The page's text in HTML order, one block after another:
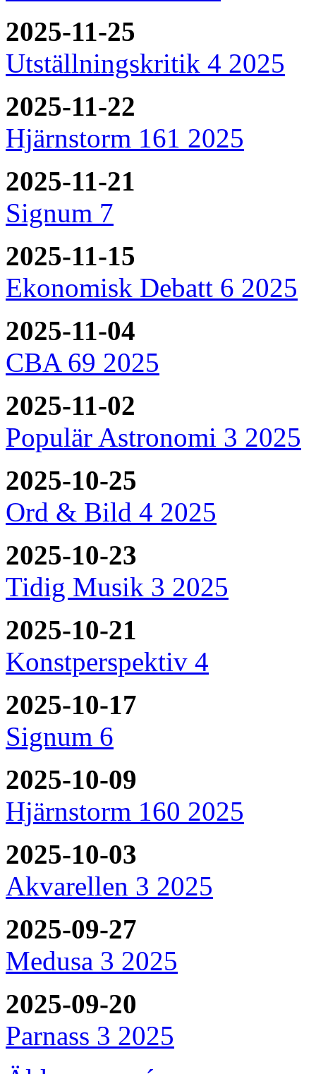
2025-11-25
Utställningskritik 4 2025
2025-11-22
Hjärnstorm 161 2025
2025-11-21
Signum 7
2025-11-15
Ekonomisk Debatt 6 2025
2025-11-04
CBA 69 2025
2025-11-02
Populär Astronomi 3 2025
2025-10-25
Ord & Bild 4 2025
2025-10-23
Tidig Musik 3 2025
2025-10-21
Konstperspektiv 4
2025-10-17
Signum 6
2025-10-09
Hjärnstorm 160 2025
2025-10-03
Akvarellen 3 2025
2025-09-27
Medusa 3 2025
2025-09-20
Parnass 3 2025